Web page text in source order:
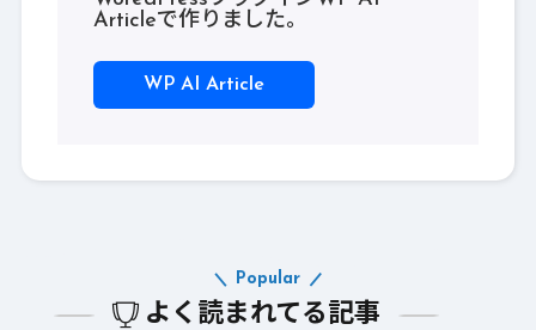
Articleで作りました。
WP AI Article
よく読まれてる記事
Popular